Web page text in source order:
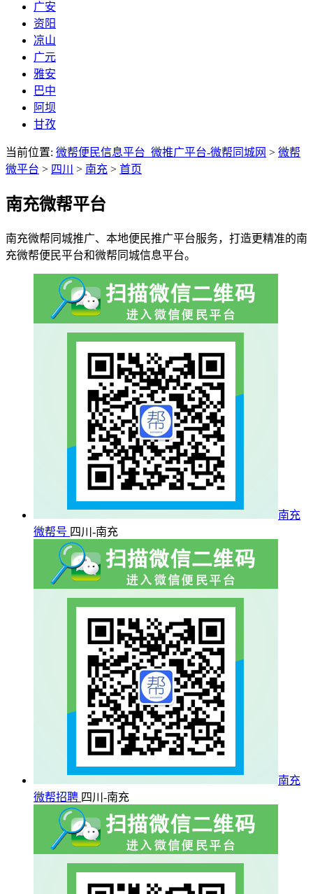
广安
资阳
凉山
广元
雅安
巴中
阿坝
甘孜
当前位置: 微帮便民信息平台_微推广平台-微帮同城网 > 微帮
微平台 > 四川 > 南充 > 首页
南充微帮平台
南充微帮同城推广、本地便民推广平台服务，打造更精准的南
充微帮便民平台和微帮同城信息平台。
南充
微帮号 四川-南充
南充
微帮招聘 四川-南充